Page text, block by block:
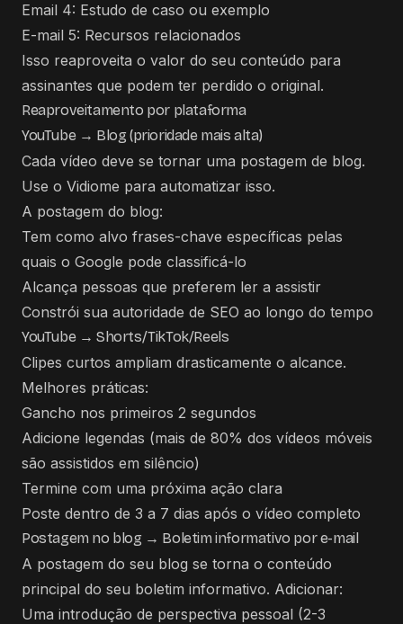
Email 4: Estudo de caso ou exemplo
E-mail 5: Recursos relacionados
Isso reaproveita o valor do seu conteúdo para
assinantes que podem ter perdido o original.
Reaproveitamento por plataforma
YouTube → Blog (prioridade mais alta)
Cada vídeo deve se tornar uma postagem de blog.
Use o Vidiome para automatizar isso.
A postagem do blog:
Tem como alvo frases-chave específicas pelas
quais o Google pode classificá-lo
Alcança pessoas que preferem ler a assistir
Constrói sua autoridade de SEO ao longo do tempo
YouTube → Shorts/TikTok/Reels
Clipes curtos ampliam drasticamente o alcance.
Melhores práticas:
Gancho nos primeiros 2 segundos
Adicione legendas (mais de 80% dos vídeos móveis
são assistidos em silêncio)
Termine com uma próxima ação clara
Poste dentro de 3 a 7 dias após o vídeo completo
Postagem no blog → Boletim informativo por e-mail
A postagem do seu blog se torna o conteúdo
principal do seu boletim informativo. Adicionar:
Uma introdução de perspectiva pessoal (2-3